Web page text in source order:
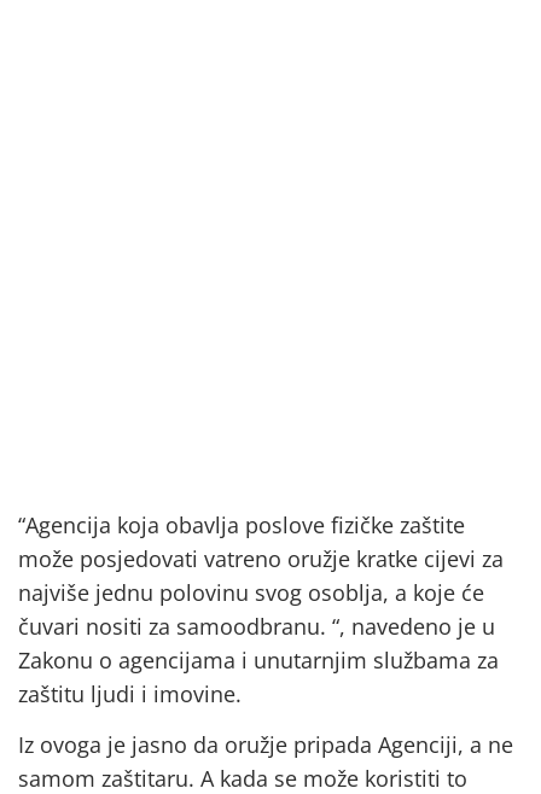
“Agencija koja obavlja poslove fizičke zaštite
može posjedovati vatreno oružje kratke cijevi za
najviše jednu polovinu svog osoblja, a koje će
čuvari nositi za samoodbranu. “, navedeno je u
Zakonu o agencijama i unutarnjim službama za
zaštitu ljudi i imovine.
Iz ovoga je jasno da oružje pripada Agenciji, a ne
samom zaštitaru. A kada se može koristiti to